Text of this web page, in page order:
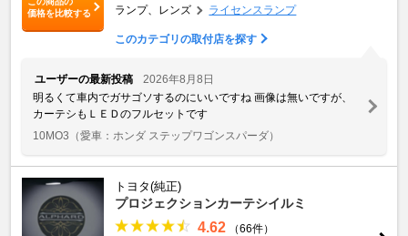
価格を比較する
ランプ、レンズ ライセンスランプ
このカテゴリの取付店を探す
ユーザーの最新投稿
2026年8月8日
明るくて車内でガサゴソするのにいいですね 画像は無いですが、
カーテシもＬＥＤのフルセットです
10MO3 （愛車：ホンダ ステップワゴンスパーダ）
トヨタ(純正)
プロジェクションカーテシイルミ
4.62 （66件）